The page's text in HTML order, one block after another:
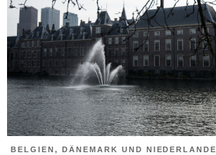
BELGIEN, DÄNEMARK UND NIEDERLANDE